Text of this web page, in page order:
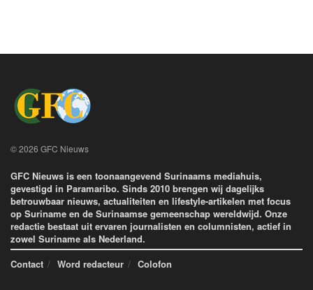
© 2026 GFC Nieuws
GFC Nieuws is een toonaangevend Surinaams mediahuis,
gevestigd in Paramaribo. Sinds 2010 brengen wij dagelijks
betrouwbaar nieuws, actualiteiten en lifestyle-artikelen met focus
op Suriname en de Surinaamse gemeenschap wereldwijd. Onze
redactie bestaat uit ervaren journalisten en columnisten, actief in
zowel Suriname als Nederland.
Contact
Word redacteur Colofon